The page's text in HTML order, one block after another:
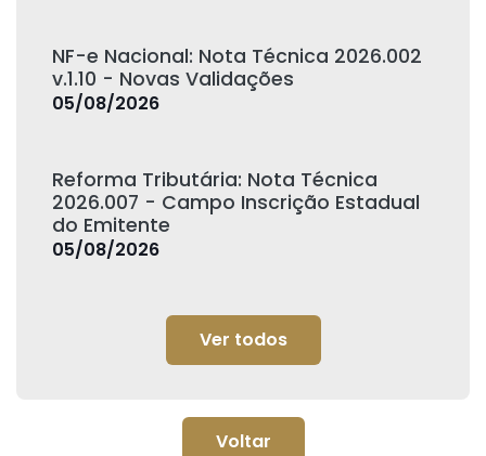
NF-e Nacional: Nota Técnica 2026.002
v.1.10 - Novas Validações
05/08/2026
Reforma Tributária: Nota Técnica
2026.007 - Campo Inscrição Estadual
do Emitente
05/08/2026
Ver todos
Voltar